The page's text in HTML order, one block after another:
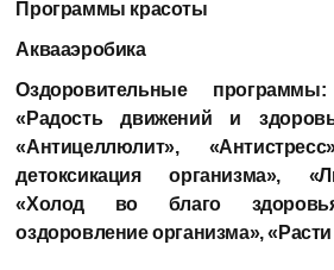
Программы красоты
Аквааэробика
Оздоровительные
«Радость движений и
«Антицеллюлит»,
детоксикация организма»,
«Холод во благо
оздоровление организма»,